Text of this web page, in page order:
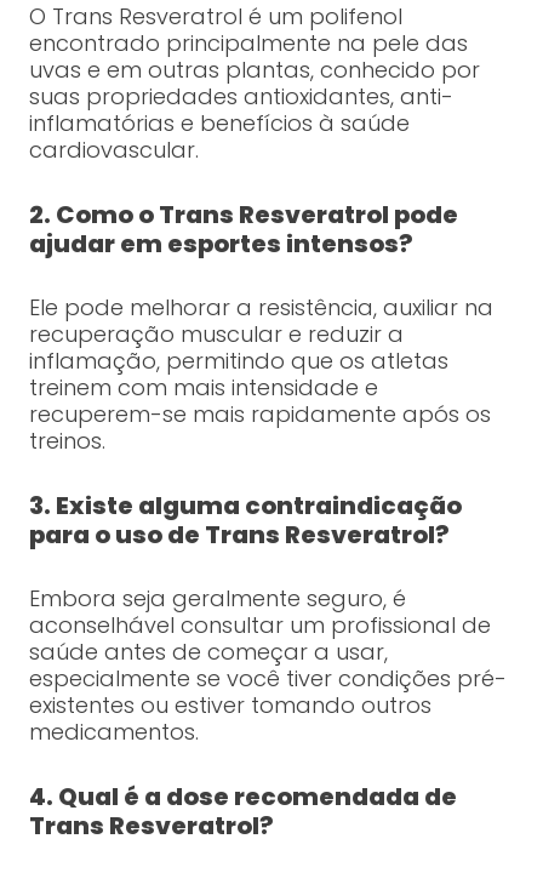
O Trans Resveratrol é um polifenol
encontrado principalmente na pele das
uvas e em outras plantas, conhecido por
suas propriedades antioxidantes, anti-
inflamatórias e benefícios à saúde
cardiovascular.
2. Como o Trans Resveratrol pode
ajudar em esportes intensos?
Ele pode melhorar a resistência, auxiliar na
recuperação muscular e reduzir a
inflamação, permitindo que os atletas
treinem com mais intensidade e
recuperem-se mais rapidamente após os
treinos.
3. Existe alguma contraindicação
para o uso de Trans Resveratrol?
Embora seja geralmente seguro, é
aconselhável consultar um profissional de
saúde antes de começar a usar,
especialmente se você tiver condições pré-
existentes ou estiver tomando outros
medicamentos.
4. Qual é a dose recomendada de
Trans Resveratrol?